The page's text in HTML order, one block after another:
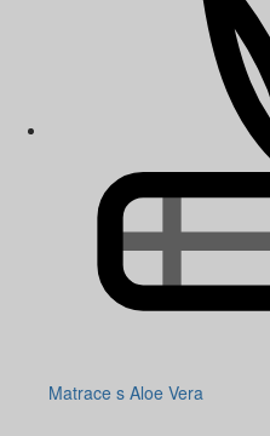
Matrace s Aloe Vera